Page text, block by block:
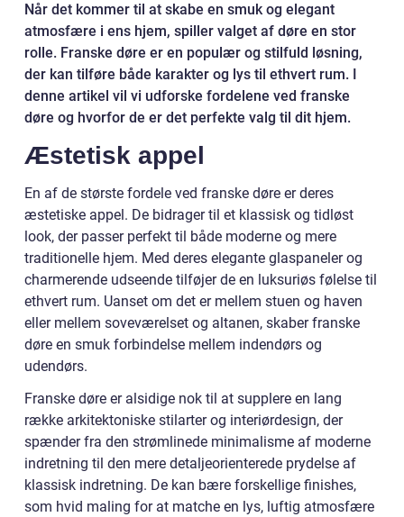
Når det kommer til at skabe en smuk og elegant
atmosfære i ens hjem, spiller valget af døre en stor
rolle. Franske døre er en populær og stilfuld løsning,
der kan tilføre både karakter og lys til ethvert rum. I
denne artikel vil vi udforske fordelene ved franske
døre og hvorfor de er det perfekte valg til dit hjem.
Æstetisk appel
En af de største fordele ved franske døre er deres
æstetiske appel. De bidrager til et klassisk og tidløst
look, der passer perfekt til både moderne og mere
traditionelle hjem. Med deres elegante glaspaneler og
charmerende udseende tilføjer de en luksuriøs følelse til
ethvert rum. Uanset om det er mellem stuen og haven
eller mellem soveværelset og altanen, skaber franske
døre en smuk forbindelse mellem indendørs og
udendørs.
Franske døre er alsidige nok til at supplere en lang
række arkitektoniske stilarter og interiørdesign, der
spænder fra den strømlinede minimalisme af moderne
indretning til den mere detaljeorienterede prydelse af
klassisk indretning. De kan bære forskellige finishes,
som hvid maling for at matche en lys, luftig atmosfære